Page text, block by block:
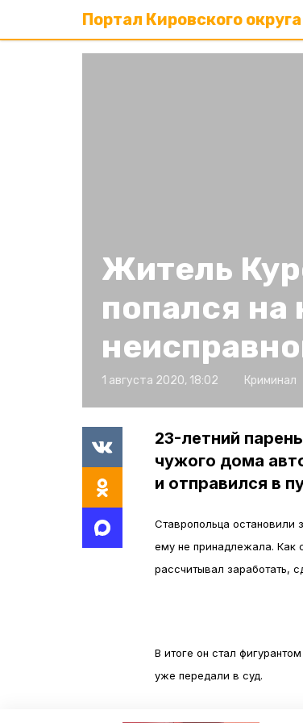
Портал Кировского округа
Житель
попался на
1 августа 2020, 18:02 Криминал
23-летний
чужого дома
и отправился в
Ставропольца остановили
ему не принадлежала. Как
рассчитывал заработать,
В итоге он стал
уже передали в суд.